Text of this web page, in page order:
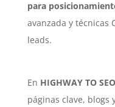
para
avanzada y técnicas
leads.
En HIGHWAY TO SEO
páginas clave, blogs